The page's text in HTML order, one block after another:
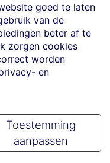
goed te laten
van de
beter af te
zorgen cookies
worden
en
Toestemming
aanpassen